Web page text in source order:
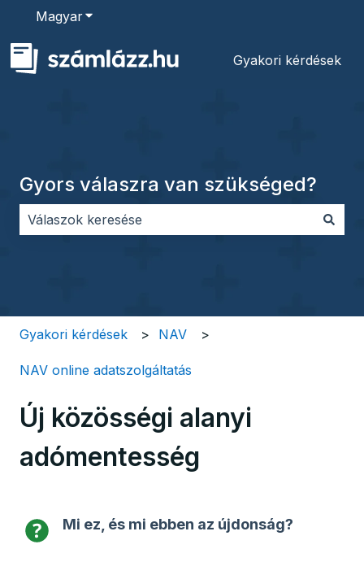
MagyarAlmenü megjelenítése fordításokhoz
Gyakori kérdések
Gyors válaszra van szükséged?
Gyakori kérdések NAV
NAV online adatszolgáltatás
Új közösségi alanyi
adómentesség
Mi ez, és mi ebben az újdonság?